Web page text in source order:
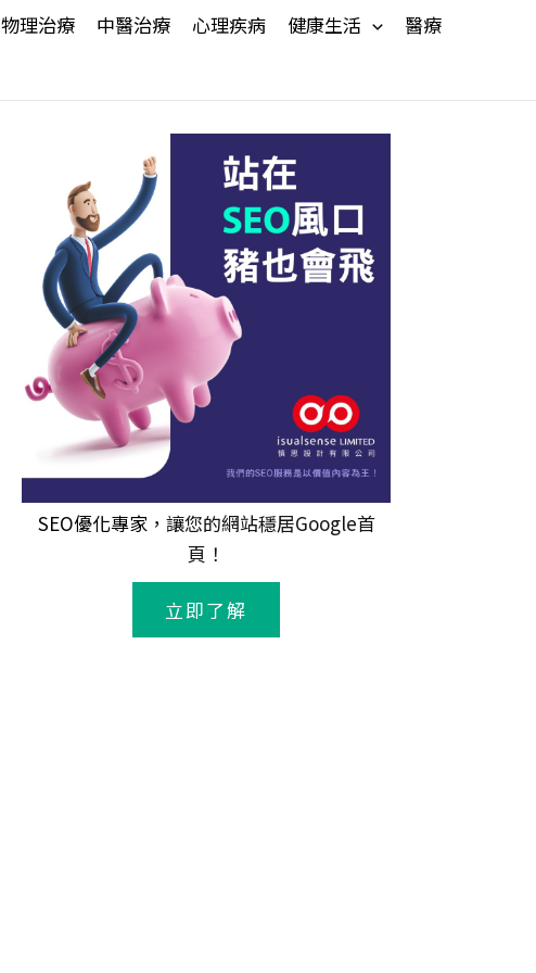
物理治療 中醫治療 心理疾病 健康生活
醫療
SEO優化專家，讓您的網站穩居Google首
頁！
立即了解